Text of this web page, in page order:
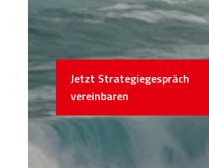
Jetzt Strategiegespräch
vereinbaren